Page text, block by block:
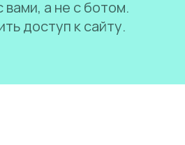
а не с ботом.
доступ к сайту.